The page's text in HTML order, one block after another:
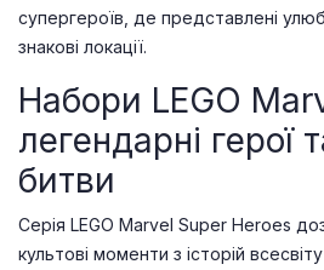
супергероїв, де представлені
знакові локації.
Набори LEGO
легендарні герої
битви
Серія LEGO Marvel Super Heroes
культові моменти з історій